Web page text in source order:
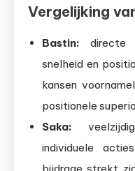
Vergelijking
Bastin: directe
snelheid en
kansen
positionele
Saka:
individuele